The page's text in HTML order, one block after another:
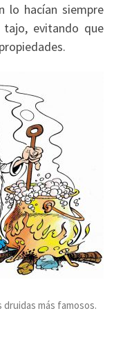
lo hacían siempre
evitando que
druidas más famosos.